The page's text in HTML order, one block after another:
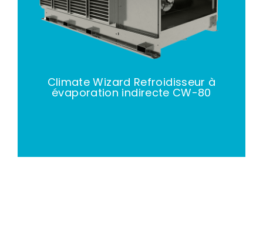
Climate Wizard Refroidisseur à
évaporation indirecte CW-80